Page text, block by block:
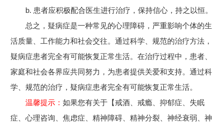
b. 患者应积极配合医生进行治疗，保持信心，持之以恒。
总之，疑病症是一种常见的心理障碍，严重影响个体的生
活质量、工作能力和社会交往。通过科学、规范的治疗方法，
疑病症患者完全有可能恢复正常生活。在治疗过程中，患者、
家庭和社会各界应共同努力，为患者提供关爱和支持。通过科
学、规范的治疗，疑病症患者完全有可能恢复正常生活。
温馨提示： 如果您有关于【戒酒、戒瘾、抑郁症、失眠
症、心理咨询、焦虑症、精神障碍、精神分裂、神经衰弱、神